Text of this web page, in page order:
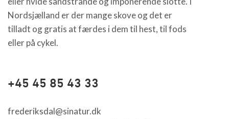
Nordsjælland er der mange skove og det er
tilladt og gratis at færdes i dem til hest, til fods
eller på cykel.
+45 45 85 43 33
frederiksdal@sinatur.dk